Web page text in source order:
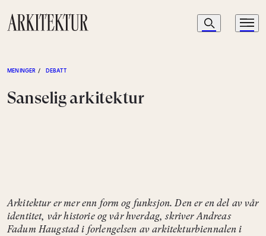
Navigasjon
Søk Meny
MENINGER / DEBATT
Sanselig arkitektur
Arkitektur er mer enn form og funksjon. Den er en del av vår
identitet, vår historie og vår hverdag, skriver Andreas
Fadum Haugstad i forlengelsen av arkitekturbiennalen i